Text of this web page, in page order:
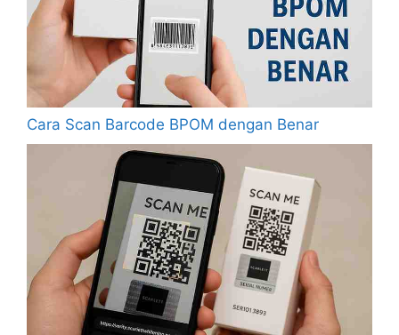
Cara Scan Barcode BPOM dengan Benar